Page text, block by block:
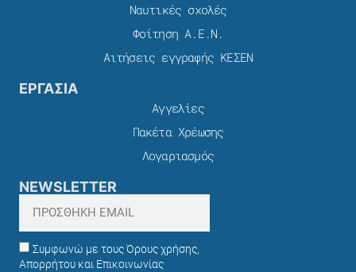
Ναυτικές σχολές
Φοίτηση Α.Ε.Ν.
Αιτήσεις εγγραφής ΚΕΣΕΝ
ΕΡΓΑΣΙΑ
Αγγελίες
Πακέτα Χρέωσης​
Λογαριασμός
NEWSLETTER
Συμφωνώ με τους Όρους χρήσης,
Απορρήτου και Επικοινωνίας